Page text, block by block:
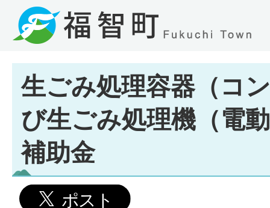
生ごみ処理容器（コ
び生ごみ処理機（電
補助金